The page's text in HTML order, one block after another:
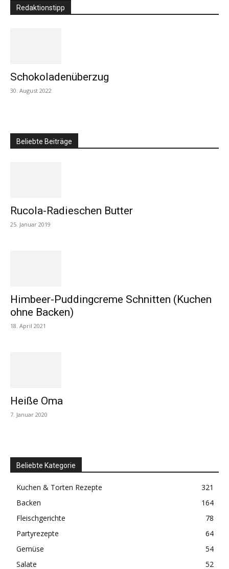
Redaktionstipp
Schokoladenüberzug
30. August 2022
Beliebte Beiträge
Rucola-Radieschen Butter
25. Januar 2019
Himbeer-Puddingcreme Schnitten (Kuchen
ohne Backen)
18. April 2021
Heiße Oma
7. Januar 2020
Beliebte Kategorie
Kuchen & Torten Rezepte
321
Backen
164
Fleischgerichte
78
Partyrezepte
64
Gemüse
54
Salate
52